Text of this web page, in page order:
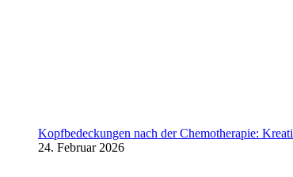
Kopfbedeckungen nach der Chemotherapie:
24. Februar 2026